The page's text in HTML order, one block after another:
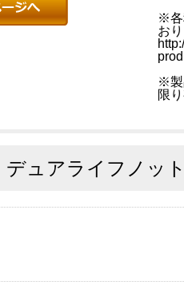
※各
お
※製
限
ュアライフノッ